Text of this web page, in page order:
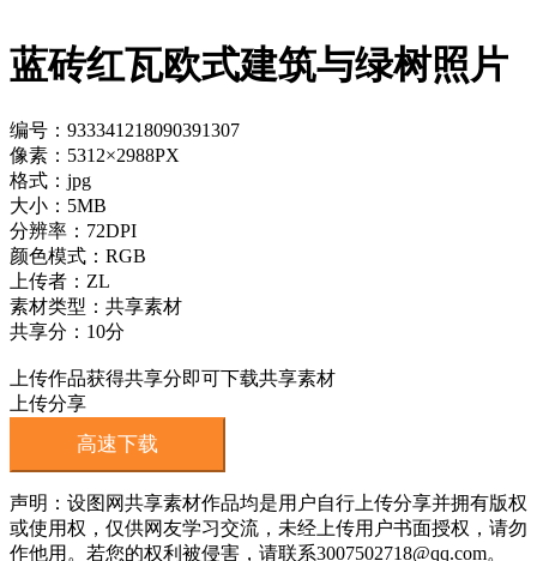
蓝砖红瓦欧式建筑与绿树照片
编号：933341218090391307
像素：5312×2988PX
格式：jpg
大小：5MB
分辨率：72DPI
颜色模式：RGB
上传者：ZL
素材类型：共享素材
共享分：10分
上传作品获得共享分即可下载共享素材
上传分享
高速下载
声明：设图网共享素材作品均是用户自行上传分享并拥有版权
或使用权，仅供网友学习交流，未经上传用户书面授权，请勿
作他用。若您的权利被侵害，请联系3007502718@qq.com。